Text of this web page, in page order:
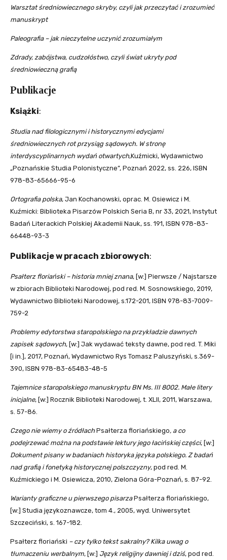
Warsztat średniowiecznego skryby, czyli jak przeczytać i zrozumieć
manuskrypt
Paleografia – jak nieczytelne uczynić zrozumiałym
Zdrady, zabójstwa, cudzołóstwo, czyli świat ukryty pod
średniowieczną grafią
Publikacje
Książki:
Studia nad filologicznymi i historycznymi edycjami
średniowiecznych rot przysiąg sądowych. W stronę
interdyscyplinarnych wydań otwartych,Kuźmicki, Wydawnictwo
„Poznańskie Studia Polonistyczne”, Poznań 2022, ss. 226, ISBN
978-83-65666-95-6
Ortografia polska, Jan Kochanowski, oprac. M. Osiewicz i M.
Kuźmicki: Biblioteka Pisarzów Polskich Seria B, nr 33, 2021, Instytut
Badań Literackich Polskiej Akademii Nauk, ss. 191, ISBN 978-83-
66448-93-3
Publikacje w pracach zbiorowych:
Psałterz floriański – historia mniej znana, [w:] Pierwsze / Najstarsze
w zbiorach Biblioteki Narodowej, pod red. M. Sosnowskiego, 2019,
Wydawnictwo Biblioteki Narodowej, s.172-201, ISBN 978-83-7009-
759-2
Problemy edytorstwa staropolskiego na przykładzie dawnych
zapisek sądowych, [w:] Jak wydawać teksty dawne, pod red. T. Miki
[i in.], 2017, Poznań, Wydawnictwo Rys Tomasz Paluszyński, s.369-
390, ISBN 978-83-65483-48-5
Tajemnice staropolskiego manuskryptu BN Ms. III 8002. Małe litery
inicjalne, [w:] Rocznik Biblioteki Narodowej, t. XLII, 2011, Warszawa,
s. 57-86.
Czego nie wiemy o źródłach Psałterza floriańskiego, a co
podejrzewać można na podstawie lektury jego łacińskiej części, [w:]
Dokument pisany w badaniach historyka języka polskiego. Z badań
nad grafią i fonetyką historycznej polszczyzny, pod red. M.
Kuźmickiego i M. Osiewicza, 2010, Zielona Góra-Poznań, s. 87-92.
Warianty graficzne u pierwszego pisarzaPsałterza floriańskiego,
[w:] Studia językoznawcze, tom 4., 2005, wyd. Uniwersytet
Szczeciński, s. 167-182.
Psałterz floriański – czy tylko tekst sakralny? Kilka uwag o
tłumaczeniu werbalnym, [w:] Język religijny dawniej i dziś, pod red.